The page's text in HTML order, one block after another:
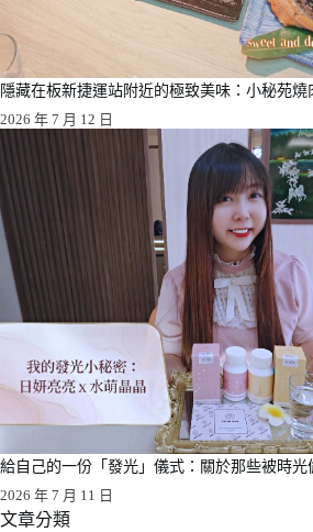
隱藏在板新捷運站附近的極致美味：小秘苑燒
2026 年 7 月 12 日
給自己的一份「發光」儀式：關於那些被時光
2026 年 7 月 11 日
文章分類